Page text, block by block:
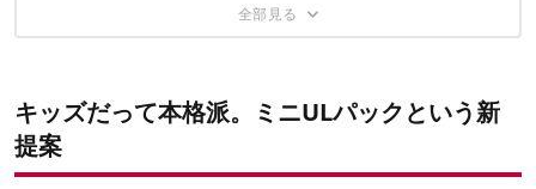
✔️こちらの記事もおすすめ
キッズだって本格派。ミニULパックという新
提案